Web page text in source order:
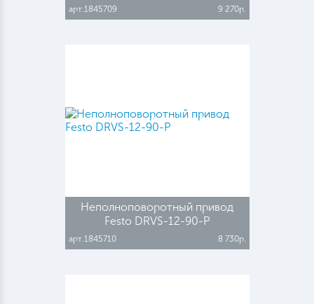
арт.1845709 9 270р.
Неполноповоротный привод
Festo DRVS-12-90-P
арт.1845710 8 730р.